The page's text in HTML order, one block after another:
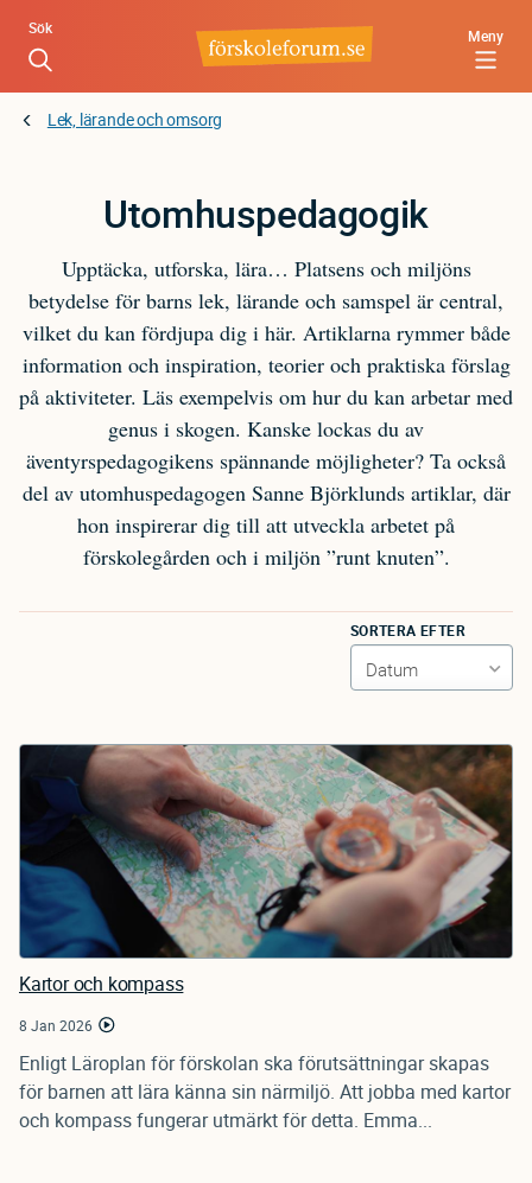
Hoppa
huvudinnehåll
Meny
Sök
Lek, lärande och omsorg
Utomhuspedagogik
Upptäcka, utforska, lära… Platsens och miljöns
betydelse för barns lek, lärande och samspel är central,
vilket du kan fördjupa dig i här. Artiklarna rymmer både
information och inspiration, teorier och praktiska förslag
på aktiviteter. Läs exempelvis om hur du kan arbetar med
genus i skogen. Kanske lockas du av
äventyrspedagogikens spännande möjligheter? Ta också
del av utomhuspedagogen Sanne Björklunds artiklar, där
hon inspirerar dig till att utveckla arbetet på
förskolegården och i miljön ”runt knuten”.
SORTERA EFTER
Kartor och kompass
8 Jan 2026
Enligt Läroplan för förskolan ska förutsättningar skapas
för barnen att lära känna sin närmiljö. Att jobba med kartor
och kompass fungerar utmärkt för detta. Emma...